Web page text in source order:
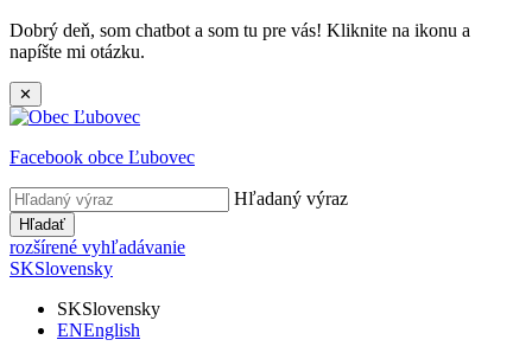
Dobrý deň, som chatbot a som tu pre vás! Kliknite na ikonu a
napíšte mi otázku.
✕
Facebook obce Ľubovec
Hľadaný výraz
Hľadať
rozšírené vyhľadávanie
SKSlovensky
SKSlovensky
ENEnglish